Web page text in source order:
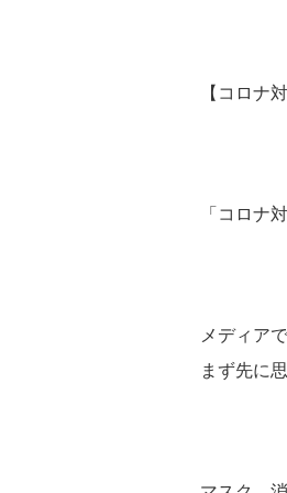
【コロナ
「コロナ
メディア
まず先に